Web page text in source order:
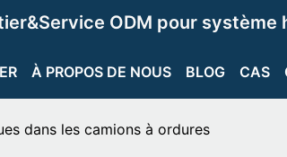
ODM pour système
À PROPOS DE NOUS BLOG CAS
dans les camions à ordures